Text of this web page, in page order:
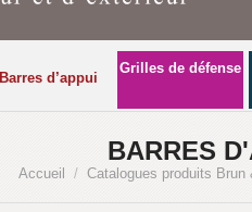
Barres d’appui
Grilles de défense
BARRES
Accueil / Catalogues produits Brun